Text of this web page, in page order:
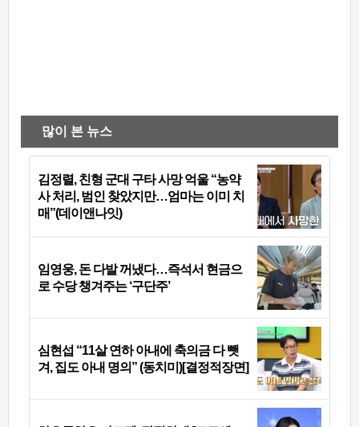
많이 본 뉴스
김정렬, 친형 군대 구타 사망 억울 “농약
사 처리, 범인 찾았지만…엄마는 이미 치
매”(데이앤나잇)
임영웅, 돈 다발 꺼냈다…즉석서 현금으
로 수당 챙겨주는 ‘구단주’
심현섭 “11살 연하 아내에 축의금 다 뺏
겨, 집도 아내 명의” (동치미)[결정적장면]